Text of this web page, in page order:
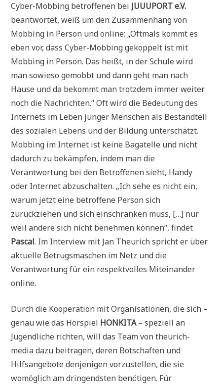
Cyber-Mobbing betroffenen bei JUUUPORT e.V.
beantwortet, weiß um den Zusammenhang von
Mobbing in Person und online: „Oftmals kommt es
eben vor, dass Cyber-Mobbing gekoppelt ist mit
Mobbing in Person. Das heißt, in der Schule wird
man sowieso gemobbt und dann geht man nach
Hause und da bekommt man trotzdem immer weiter
noch die Nachrichten.“ Oft wird die Bedeutung des
Internets im Leben junger Menschen als Bestandteil
des sozialen Lebens und der Bildung unterschätzt.
Mobbing im Internet ist keine Bagatelle und nicht
dadurch zu bekämpfen, indem man die
Verantwortung bei den Betroffenen sieht, Handy
oder Internet abzuschalten. „Ich sehe es nicht ein,
warum jetzt eine betroffene Person sich
zurückziehen und sich einschränken muss, […] nur
weil andere sich nicht benehmen können“, findet
Pascal. Im Interview mit Jan Theurich spricht er über
aktuelle Betrugsmaschen im Netz und die
Verantwortung für ein respektvolles Miteinander
online.
Durch die Kooperation mit Organisationen, die sich –
genau wie das Hörspiel HONKITA– speziell an
Jugendliche richten, will das Team von theurich-
media dazu beitragen, deren Botschaften und
Hilfsangebote denjenigen vorzustellen, die sie
womöglich am dringendsten benötigen. Für